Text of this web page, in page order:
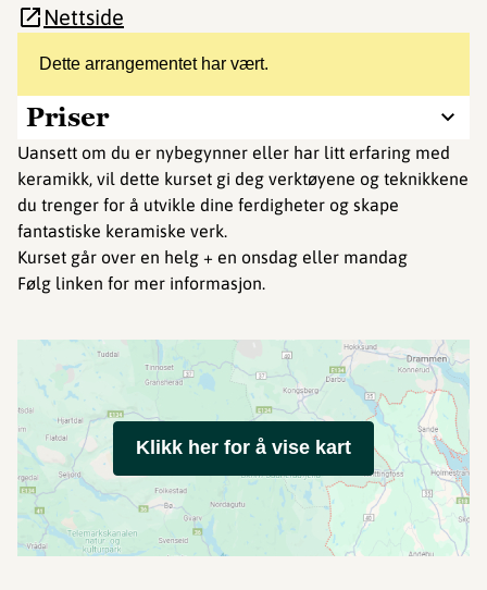
Dette arrangementet har vært.
Priser
Uansett om du er nybegynner eller har litt erfaring med
keramikk, vil dette kurset gi deg verktøyene og teknikkene
du trenger for å utvikle dine ferdigheter og skape
fantastiske keramiske verk.
Kurset går over en helg + en onsdag eller mandag
Følg linken for mer informasjon.
Nettside
Klikk her for å vise kart